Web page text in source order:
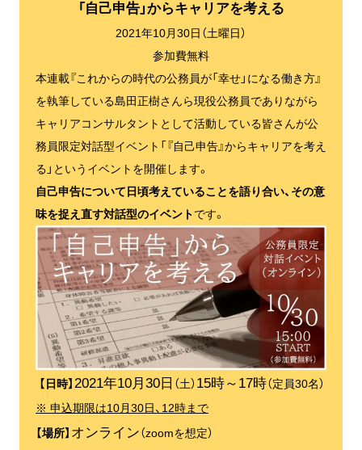
「自己申告」からキャリアを考える
2021年10月30日（土曜日）
参加費無料
本連載『これからの時代の公務員が「幸せ」になる働き方』
を執筆している島田正樹さんら現役公務員でありながら
キャリアコンサルタントとして活動している皆さんが公
務員限定対話型イベント「『自己申告』からキャリアを考え
る」というイベントを開催します。
自己申告について日頃考えていることを語り合い、その意
味を捉え直す対話型のイベントです。
【日時】 2021年10月30日 （土） 15時～17時（定員30名）
※ 申込期限は10月30日、12時まで
【場所】 オンライン（zoomを想定）